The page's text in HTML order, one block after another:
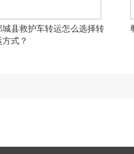
城县救护车转运怎么选择转
方式？